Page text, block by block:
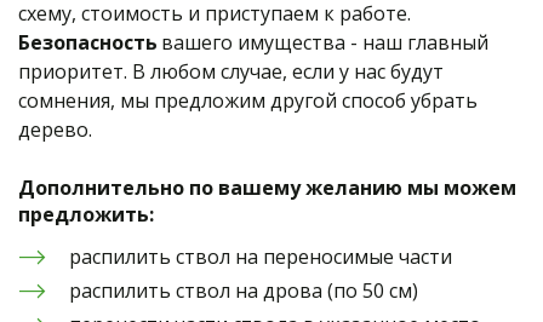
Безопасность вашего имущества - наш главный
приоритет. В любом случае, если у нас будут
сомнения, мы предложим другой способ убрать
дерево.
Дополнительно по вашему желанию мы можем
предложить:
распилить ствол на переносимые части
распилить ствол на дрова (по 50 см)